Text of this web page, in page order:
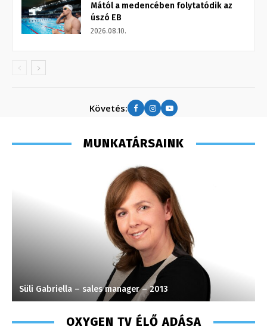
Mától a medencében folytatódik az
úszó EB
2026.08.10.
Követés:
MUNKATÁRSAINK
Süli Gabriella – sales manager – 2013
OXYGEN TV ÉLŐ ADÁSA